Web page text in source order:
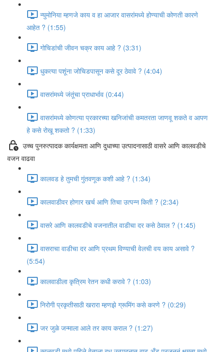
न्युमोनिया म्हणजे काय व हा आजार वासरांमध्ये होण्याची कोणती कारणे
आहेत ? (1:55)
गोचिडांची जीवन चक्र काय आहे ? (3:31)
धुकत्या पशूंना जोचिडपासून कसे दूर ठेवावे ? (4:04)
वासरांमध्ये जंतूंचा प्राधार्भाव (0:44)
वासरांमध्ये कोणत्या प्रकारच्या खनिजांची कमतरता जाणवू शकते व आपण
हे कसे रोखू शकतो ? (1:33)
उच्च पुनरुत्पादक कार्यक्षमता आणि दुधाच्या उत्पादनासाठी वासरे आणि कालवडीचे
वजन वाढवा
कालवड हे तुमची गुंतवणूक कशी आहे ? (1:34)
कालवाडीवर होणार खर्च आणि तिचा उत्पन्न किती ? (2:34)
वासरे आणि कालवडीचे वजनातील वाडीचा दर कसे ठेवाल ? (1:45)
वासराचा वाडीचा दर आणि प्रथम विण्याची वेलची वय काय असावे ?
(5:54)
कालवाडीला कृत्रिम रेतन कधी करावे ? (1:03)
निरोगी प्रकृतीसाठी खरारा म्हणझे ग्रूमिंग कसे करणे ? (0:29)
जर जुळे जन्माला आले तर काय कराल ? (1:27)